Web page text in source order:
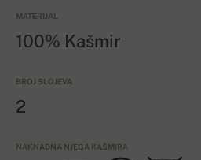
MATERIJAL
100% Kašmir
BROJ SLOJEVA
2
NAKNADNA NJEGA KAŠMIRA